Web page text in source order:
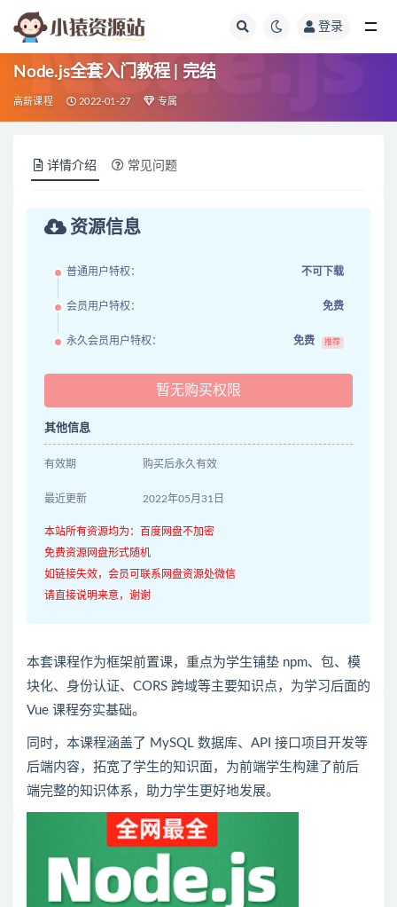
登录
Node.js全套入门教程 | 完结
高薪课程 2022-01-27 专属
详情介绍 常见问题
资源信息
普通用户特权： 不可下载
会员用户特权： 免费
永久会员用户特权： 免费 推荐
暂无购买权限
其他信息
有效期 购买后永久有效
最近更新 2022年05月31日
本站所有资源均为：百度网盘不加密
免费资源网盘形式随机
如链接失效，会员可联系网盘资源处微信
请直接说明来意，谢谢
本套课程作为框架前置课，重点为学生铺垫 npm、包、模
块化、身份认证、CORS 跨域等主要知识点，为学习后面的
Vue 课程夯实基础。
同时，本课程涵盖了 MySQL 数据库、API 接口项目开发等
后端内容，拓宽了学生的知识面，为前端学生构建了前后
端完整的知识体系，助力学生更好地发展。